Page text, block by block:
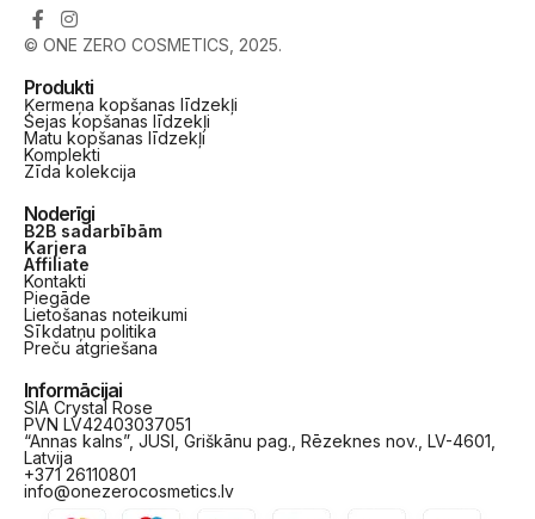
© ONE ZERO COSMETICS, 2025.
Produkti
Ķermeņa kopšanas līdzekļi
Sejas kopšanas līdzekļi
Matu kopšanas līdzekļi
Komplekti
Zīda kolekcija
Noderīgi
B2B sadarbībām
Karjera
Affiliate
Kontakti
Piegāde
Lietošanas noteikumi
Sīkdatņu politika
Preču atgriešana
Informācijai
SIA Crystal Rose
PVN LV42403037051
“Annas kalns”, JUSI, Griškānu pag., Rēzeknes nov., LV-4601,
Latvija
+371 26110801
info@onezerocosmetics.lv